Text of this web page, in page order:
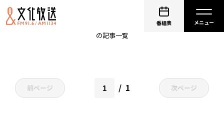
番組表
の記事一覧
前ページ 1 次ページ